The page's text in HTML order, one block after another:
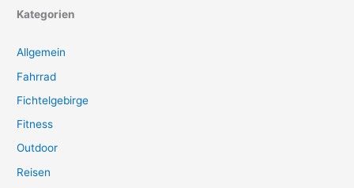
Kategorien
Allgemein
Fahrrad
Fichtelgebirge
Fitness
Outdoor
Reisen